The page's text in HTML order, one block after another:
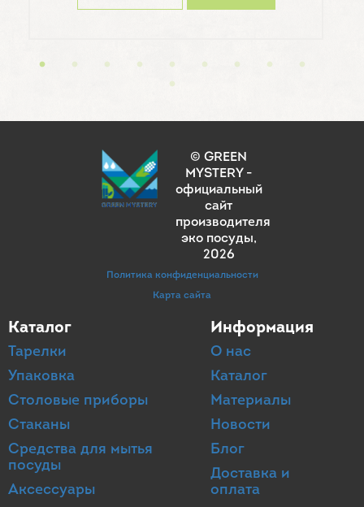
© GREEN
MYSTERY -
официальный
сайт
производителя
эко посуды,
2026
Политика конфиденциальности
Карта сайта
Каталог
Тарелки
Упаковка
Столовые приборы
Стаканы
Средства для мытья
посуды
Аксессуары
Информация
О нас
Каталог
Материалы
Новости
Блог
Доставка и
оплата